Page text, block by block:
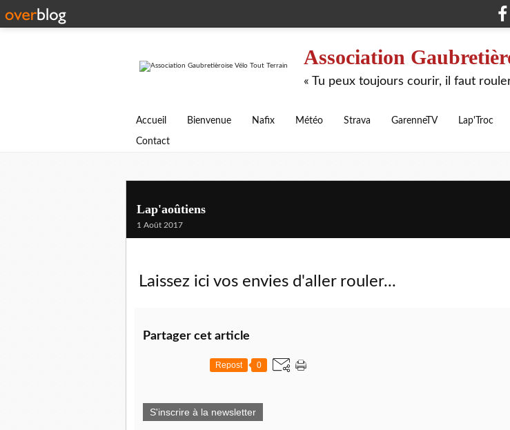
Association
« Tu peux toujours courir, il faut
Accueil Bienvenue Nafix Météo Strava GarenneTV Lap'Troc
Contact
Lap'aoûtiens
1 Août 2017
Laissez ici vos envies d'aller rouler...
Partager cet article
Repost 0
S'inscrire à la newsletter